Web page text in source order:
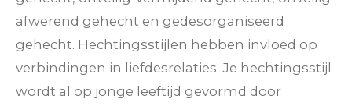
afwerend gehecht en gedesorganiseerd
gehecht. Hechtingsstijlen hebben invloed op
verbindingen in liefdesrelaties. Je hechtingsstijl
wordt al op jonge leeftijd gevormd door